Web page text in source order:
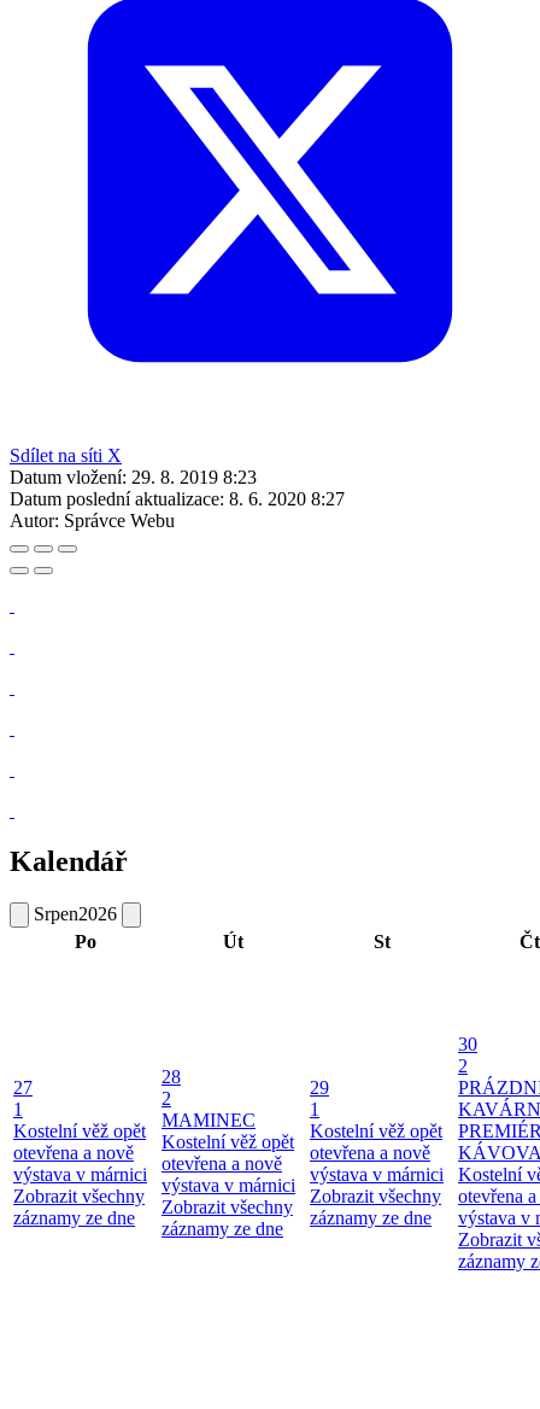
Sdílet na síti X
Datum vložení: 29. 8. 2019 8:23
Datum poslední aktualizace: 8. 6. 2020 8:27
Autor: Správce Webu
Kalendář
Srpen2026
Po
Út St Čt
27
1
Kostelní věž opět
otevřena a nově
výstava v márnici
Zobrazit všechny
záznamy ze dne
28
2
MAMINEC
Kostelní věž opět
otevřena a nově
výstava v márnici
Zobrazit všechny
záznamy ze dne
29
1
Kostelní věž opět
otevřena a nově
výstava v márnici
Zobrazit všechny
záznamy ze dne
30
2
Kostelní
otevřena
výstava v
Zobrazit
záznamy